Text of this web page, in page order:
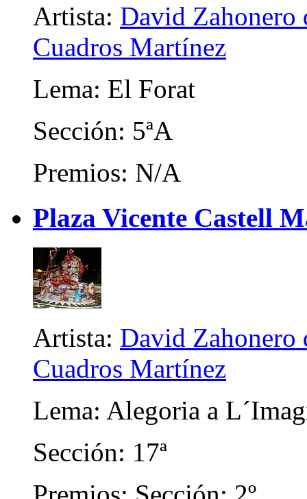
Artista: David Zahonero
Cuadros Martínez
Lema: El Forat
Sección: 5ªA
Premios: N/A
Plaza Vicente Castell
Artista: David Zahonero
Cuadros Martínez
Lema: Alegoria a
Sección: 17ª